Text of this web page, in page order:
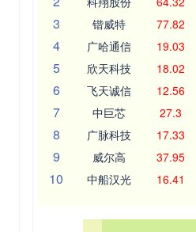
3 锴威特 77.82
4 广哈通信 19.03
5 欣天科技 18.02
6 飞天诚信 12.56
7 中巨芯 27.3
8 广脉科技 17.33
9 威尔高 37.95
10 中船汉光 16.41